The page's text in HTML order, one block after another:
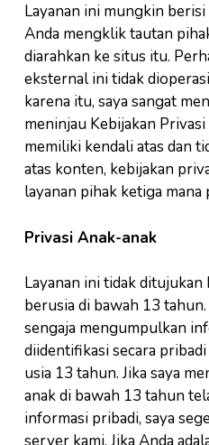
Layanan ini mungkin
Anda mengklik tautan
diarahkan ke situs itu.
eksternal ini tidak
karena itu, saya sangat
meninjau Kebijakan
memiliki kendali atas dan
atas konten, kebijakan
layanan pihak ketiga mana
Privasi Anak-anak
Layanan ini tidak ditujukan
berusia di bawah 13
sengaja mengumpulkan
diidentifikasi secara
usia 13 tahun. Jika saya
anak di bawah 13 tahun
informasi pribadi, saya